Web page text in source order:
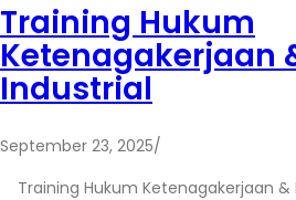
Training Hukum
Ketenagakerjaan
Industrial
September 23, 2025/
Training Hukum Ketenagakerjaan &